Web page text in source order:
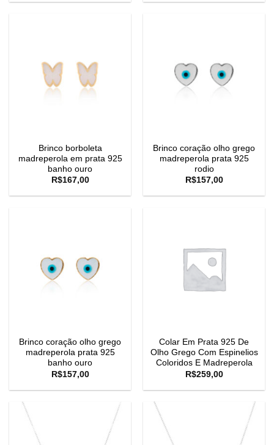
Brinco borboleta
madreperola em prata 925
banho ouro
R$167,00
Brinco coração olho grego
madreperola prata 925
rodio
R$157,00
Brinco coração olho grego
madreperola prata 925
banho ouro
R$157,00
Colar Em Prata 925 De
Olho Grego Com Espinelios
Coloridos E Madreperola
R$259,00